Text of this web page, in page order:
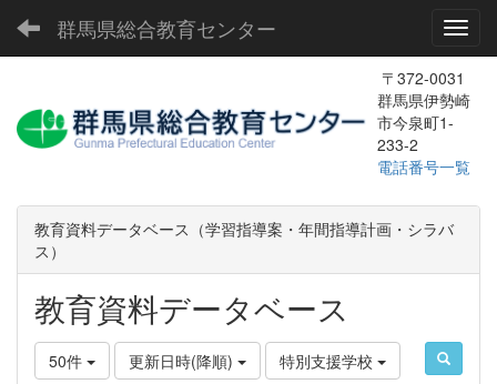
群馬県総合教育センター
〒372-0031
群馬県伊勢崎
市今泉町1-
233-2
電話番号一覧
教育資料データベース（学習指導案・年間指導計画・シラバ
ス）
教育資料データベース
50件 更新日時(降順) 特別支援学校